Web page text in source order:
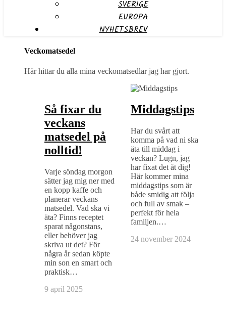
SVERIGE
EUROPA
NYHETSBREV
Veckomatsedel
Här hittar du alla mina veckomatsedlar jag har gjort.
Så fixar du
veckans
matsedel på
nolltid!
Varje söndag morgon
sätter jag mig ner med
en kopp kaffe och
planerar veckans
matsedel. Vad ska vi
äta? Finns receptet
sparat någonstans,
eller behöver jag
skriva ut det? För
några år sedan köpte
min son en smart och
praktisk…
9 april 2025
Middagstips
Har du svårt att
komma på vad ni ska
äta till middag i
veckan? Lugn, jag
har fixat det åt dig!
Här kommer mina
middagstips som är
både smidig att följa
och full av smak –
perfekt för hela
familjen.…
24 november 2024